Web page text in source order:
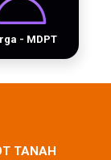
- MDPT
TANAH